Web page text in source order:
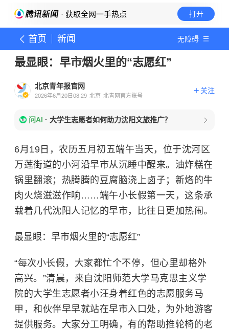
· 获取全网一手热点 打开
首页 新闻 无障碍
最显眼：早市烟火里的“志愿红”
北京青年报官网
2026年6月20日08:29 北京 北青网官方账号
关注
问AI · 大学生志愿者如何助力沈阳文旅推广？
6月19日，农历五月初五端午当天，位于沈河区
万莲街道的小河沿早市从沉睡中醒来。油炸糕在
锅里翻滚；热腾腾的豆腐脑浇上卤子；新烙的牛
肉火烧滋滋作响……端午小长假第一天，这条承
载着几代沈阳人记忆的早市，比往日更加热闹。
最显眼：早市烟火里的“志愿红”
“每次小长假，大家都忙个不停，但心里却格外
高兴。”清晨，来自 沈阳师范大学马克思主义学
院的大学生志愿者小汪身着红色的志愿服务马
甲，和伙伴早早就站在早市入口处，为外地游客
提供服务。大家分工明确，有的帮助推轮椅的老